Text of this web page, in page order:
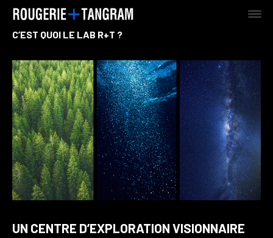
C’EST QUOI LE LAB R+T ?
AGENCE
TERRE
MER
UN CENTRE D’EXPLORATION VISIONNAIRE